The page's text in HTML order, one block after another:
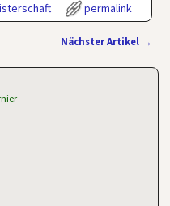
permalink
Nächster Artikel →